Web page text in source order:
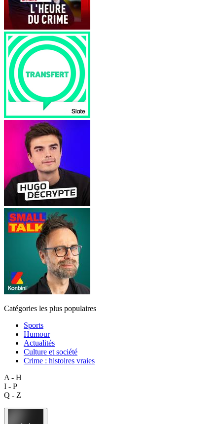
Catégories les plus populaires
Sports
Humour
Actualités
Culture et société
Crime : histoires vraies
A - H
I - P
Q - Z